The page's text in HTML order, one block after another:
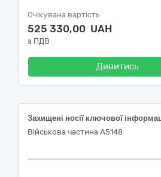
Очікувана вартість
525 330,00 UAH
з ПДВ
Дивитись
Захищені носії ключової
Військова частина А5148